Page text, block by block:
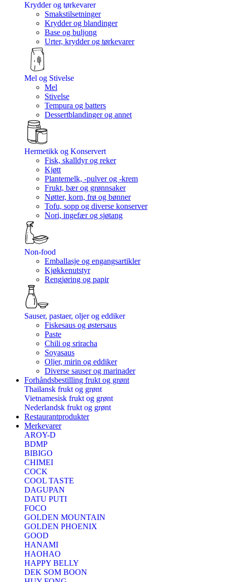
Krydder og tørkevarer
Smakstilsetninger
Krydder og blandinger
Base og buljong
Urter, krydder og tørkevarer
Mel og Stivelse
Mel
Stivelse
Tempura og batters
Dessertblandinger og annet
Hermetikk og Konservert
Fisk, skalldyr og reker
Kjøtt
Plantemelk, -pulver og -krem
Frukt, bær og grønnsaker
Nøtter, korn, frø og bønner
Tofu, sopp og diverse konserver
Nori, ingefær og sjøtang
Non-food
Emballasje og engangsartikler
Kjøkkenutstyr
Rengjøring og papir
Sauser, pastaer, oljer og eddiker
Fiskesaus og østersaus
Paste
Chili og sriracha
Soyasaus
Oljer, mirin og eddiker
Diverse sauser og marinader
Forhåndsbestilling frukt og grønt
Thailansk frukt og grønt
Vietnamesisk frukt og grønt
Nederlandsk frukt og grønt
Restaurantprodukter
Merkevarer
AROY-D
BDMP
BIBIGO
CHIMEI
COCK
COOL TASTE
DAGUPAN
DATU PUTI
FOCO
GOLDEN MOUNTAIN
GOLDEN PHOENIX
GOOD
HANAMI
HAOHAO
HAPPY BELLY
DEK SOM BOON